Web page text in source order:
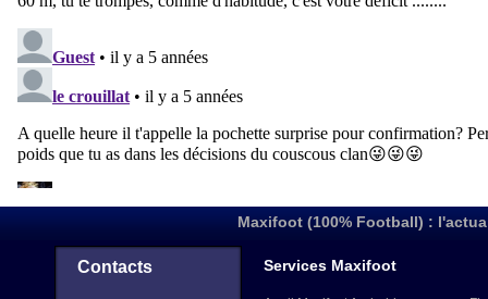
Maxifoot (100% Football) :
Contacts Services Maxifoot